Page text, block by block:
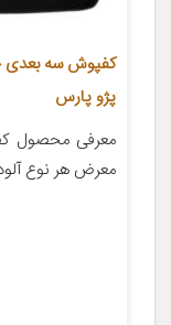
پژو پارس
معرفی محصول
معرض هر نوع